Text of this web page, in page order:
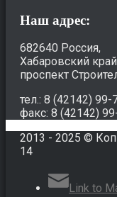
Наш адрес:
682640 Россия,
Хабаровский
проспект
тел.: 8 (42142) 99-
факс: 8 (42142)
2013 - 2025 ©
14
Link to